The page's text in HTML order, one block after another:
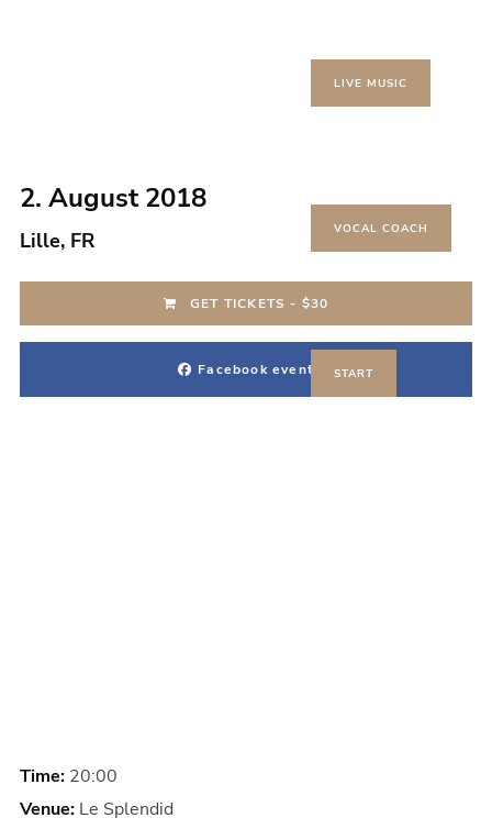
LIVE MUSIC
VOCAL COACH
START
2. August 2018
Lille, FR
GET TICKETS - $30
Facebook event
Time:20:00
Venue:Le Splendid